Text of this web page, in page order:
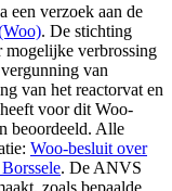
een verzoek aan de
. De stichting
mogelijke verbrossing
van
van het reactorvat en
voor dit Woo-
beoordeeld. Alle
Woo-besluit over
. De ANVS
zoals bepaalde